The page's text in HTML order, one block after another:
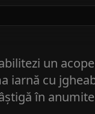
un
iarnă cu
în